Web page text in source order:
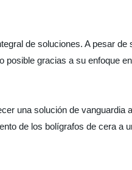
de soluciones. A pesar de
posible gracias a su enfoque
una solución de vanguardia
de los bolígrafos de cera a